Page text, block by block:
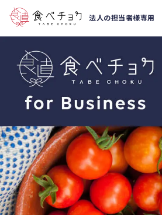
法人の担当者様専用